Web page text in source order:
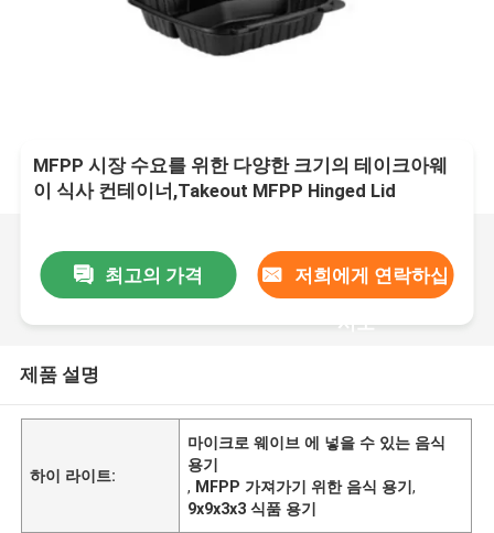
MFPP 시장 수요를 위한 다양한 크기의 테이크아웨
이 식사 컨테이너,Takeout MFPP Hinged Lid
최고의 가격 저희에게 연락하십
시오
제품 설명
하이 라이트:
마이크로 웨이브 에 넣을 수 있는 음식
용기
, MFPP 가져가기 위한 음식 용기,
9x9x3x3 식품 용기